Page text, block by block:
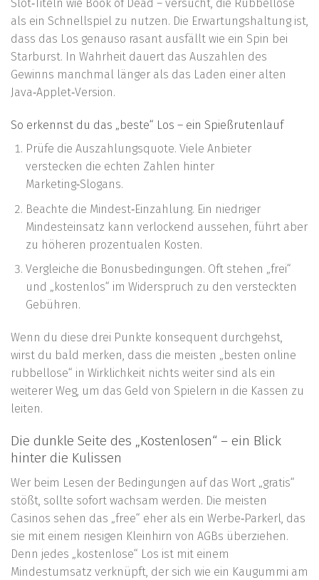
Slot‑Titeln wie Book of Dead – versucht, die Rubbellose
als ein Schnellspiel zu nutzen. Die Erwartungshaltung ist,
dass das Los genauso rasant ausfällt wie ein Spin bei
Starburst. In Wahrheit dauert das Auszahlen des
Gewinns manchmal länger als das Laden einer alten
Java‑Applet‑Version.
So erkennst du das „beste“ Los – ein Spießrutenlauf
Prüfe die Auszahlungsquote. Viele Anbieter
verstecken die echten Zahlen hinter
Marketing‑Slogans.
Beachte die Mindest‑Einzahlung. Ein niedriger
Mindesteinsatz kann verlockend aussehen, führt aber
zu höheren prozentualen Kosten.
Vergleiche die Bonusbedingungen. Oft stehen „frei“
und „kostenlos“ im Widerspruch zu den versteckten
Gebühren.
Wenn du diese drei Punkte konsequent durchgehst,
wirst du bald merken, dass die meisten „besten online
rubbellose“ in Wirklichkeit nichts weiter sind als ein
weiterer Weg, um das Geld von Spielern in die Kassen zu
leiten.
Die dunkle Seite des „Kostenlosen“ – ein Blick
hinter die Kulissen
Wer beim Lesen der Bedingungen auf das Wort „gratis“
stößt, sollte sofort wachsam werden. Die meisten
Casinos sehen das „free“ eher als ein Werbe‑Parkerl, das
sie mit einem riesigen Kleinhirn von AGBs überziehen.
Denn jedes „kostenlose“ Los ist mit einem
Mindestumsatz verknüpft, der sich wie ein Kaugummi am